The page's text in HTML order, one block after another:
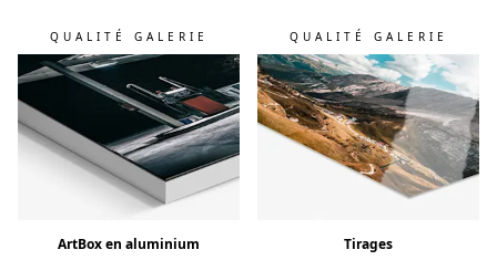
QUALITÉ GALERIE
ArtBox en aluminium
QUALITÉ GALERIE
Tirages